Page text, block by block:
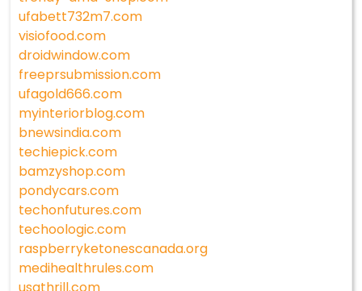
ufabett732m7.com
visiofood.com
droidwindow.com
freeprsubmission.com
ufagold666.com
myinteriorblog.com
bnewsindia.com
techiepick.com
bamzyshop.com
pondycars.com
techonfutures.com
techoologic.com
raspberryketonescanada.org
medihealthrules.com